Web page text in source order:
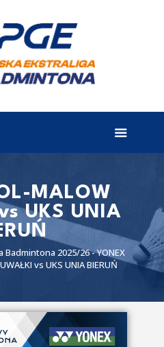
MALOW
UKS UNIA
Badmintona 2025/26 - YONEX
vs UKS UNIA BIERUŃ